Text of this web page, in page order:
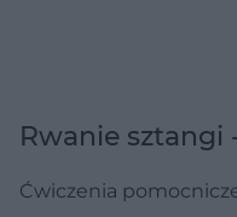
Rwanie
Ćwiczenia